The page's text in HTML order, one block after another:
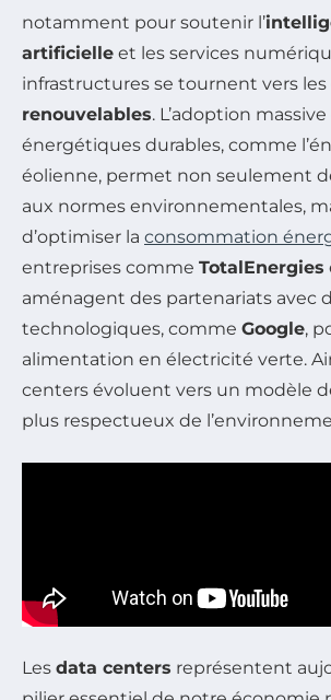
notamment pour soutenir l’
artificielle et les services
infrastructures se tournent vers les
renouvelables. L’adoption
énergétiques durables, comme
éolienne, permet non seulement
aux normes environnementales,
d’optimiser la consommation
entreprises comme TotalEnergies
aménagent des partenariats avec
technologiques, comme Google,
alimentation en électricité verte.
centers évoluent vers un modèle
plus respectueux de
Les data centers représentent